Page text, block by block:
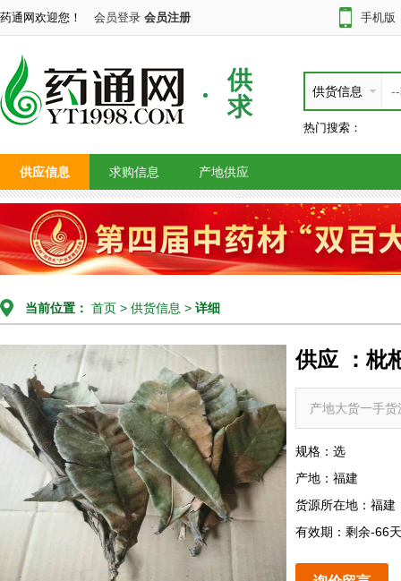
药通网欢迎您！ 会员登录 会员注册 手机版
供
求
供货信息
热门搜索：
供应信息 求购信息 产地供应
当前位置： 首页 > 供货信息 > 详细
供应 ：枇
产地大货一手货
规格：选
产地：福建
货源所在地：福建
有效期：剩余-66天